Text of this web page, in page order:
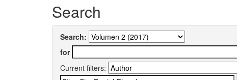
Search
Search:
for
Current filters: